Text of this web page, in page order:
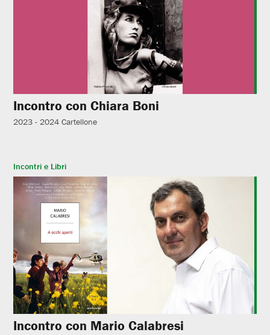
Incontro con Chiara Boni
2023 - 2024 Cartellone
Incontri e Libri
Incontro con Mario Calabresi